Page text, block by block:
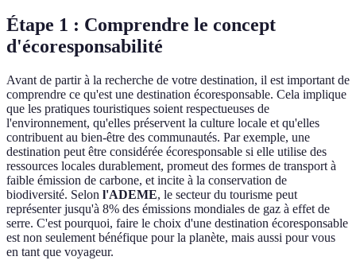
Étape 1 : Comprendre le concept
d'écoresponsabilité
Avant de partir à la recherche de votre destination, il est important de
comprendre ce qu'est une destination écoresponsable. Cela implique
que les pratiques touristiques soient respectueuses de
l'environnement, qu'elles préservent la culture locale et qu'elles
contribuent au bien-être des communautés. Par exemple, une
destination peut être considérée écoresponsable si elle utilise des
ressources locales durablement, promeut des formes de transport à
faible émission de carbone, et incite à la conservation de
biodiversité. Selon l'ADEME, le secteur du tourisme peut
représenter jusqu'à 8% des émissions mondiales de gaz à effet de
serre. C'est pourquoi, faire le choix d'une destination écoresponsable
est non seulement bénéfique pour la planète, mais aussi pour vous
en tant que voyageur.